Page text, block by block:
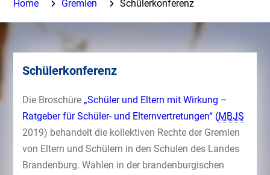
Home Gremien Schülerkonferenz
Schülerkonferenz
Die Broschüre „Schüler und Eltern mit Wirkung –
Ratgeber für Schüler- und Elternvertretungen“ (MBJS
2019) behandelt die kollektiven Rechte der Gremien
von Eltern und Schülern in den Schulen des Landes
Brandenburg. Wahlen in der brandenburgischen